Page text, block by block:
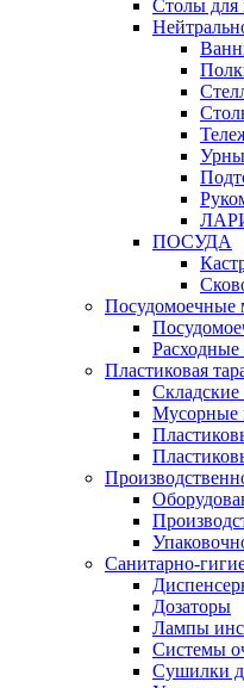
Столы для
Урны
ПОСУДА
Пластиковая
Мусорные
Санитарно-
Дозаторы
Лампы
Системы
Сушилки